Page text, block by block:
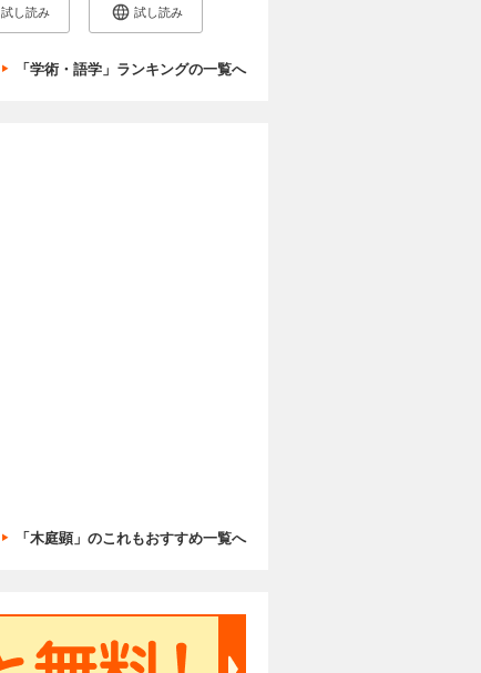
試し読み 試し読み
「学術・語学」ランキングの一覧へ
「木庭顕」のこれもおすすめ一覧へ